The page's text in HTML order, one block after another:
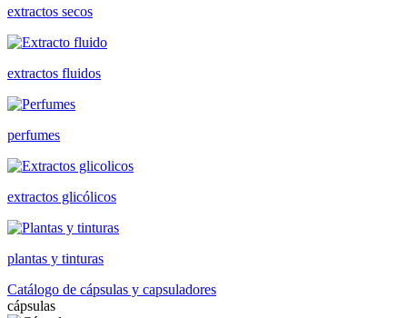
extractos secos
extractos fluidos
perfumes
extractos glicólicos
plantas y tinturas
Catálogo de cápsulas y capsuladores
cápsulas